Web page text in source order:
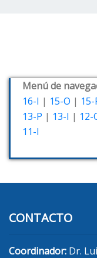
Menú de
16-I | 15-O | 15-
13-P | 13-I | 12-
11-I
CONTACTO
Coordinador: Dr.